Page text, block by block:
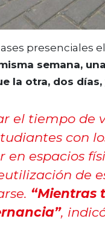
presenciales
semana,
la otra, dos
el tiempo de
con
en espacios
de
“Mientras
,